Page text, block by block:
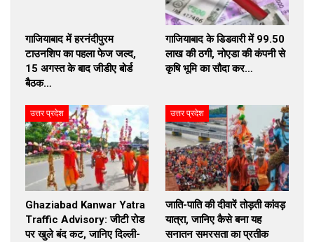
गाजियाबाद में हरनंदीपुरम
टाउनशिप का पहला फेज जल्द,
15 अगस्त के बाद जीडीए बोर्ड
बैठक…
गाजियाबाद के डिडवारी में 99.50
लाख की ठगी, नोएडा की कंपनी से
कृषि भूमि का सौदा कर…
उत्तर प्रदेश
Ghaziabad Kanwar Yatra
Traffic Advisory: जीटी रोड
पर खुले बंद कट, जानिए दिल्ली-
उत्तर प्रदेश
जाति-पाति की दीवारें तोड़ती कांवड़
यात्रा, जानिए कैसे बना यह
सनातन समरसता का प्रतीक